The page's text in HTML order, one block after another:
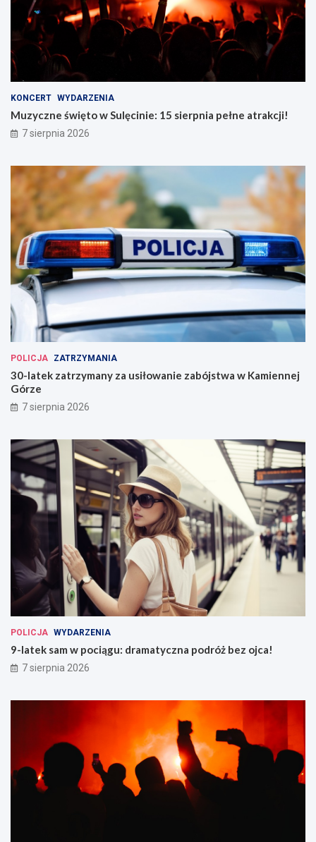
KONCERT WYDARZENIA
Muzyczne święto w Sulęcinie: 15 sierpnia pełne atrakcji!
7 sierpnia 2026
POLICJA ZATRZYMANIA
30-latek zatrzymany za usiłowanie zabójstwa w Kamiennej
Górze
7 sierpnia 2026
POLICJA WYDARZENIA
9-latek sam w pociągu: dramatyczna podróż bez ojca!
7 sierpnia 2026